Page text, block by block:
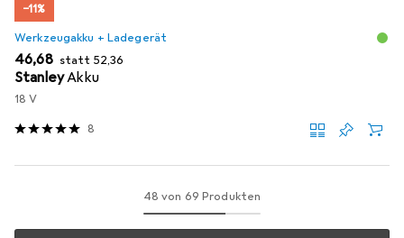
−11%
Werkzeugakku + Ladegerät
EUR
46,68 statt EUR
52,36
StanleyAkku
18 V
8
48 von 69 Produkten